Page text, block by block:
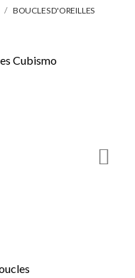
BOUCLES D'OREILLES